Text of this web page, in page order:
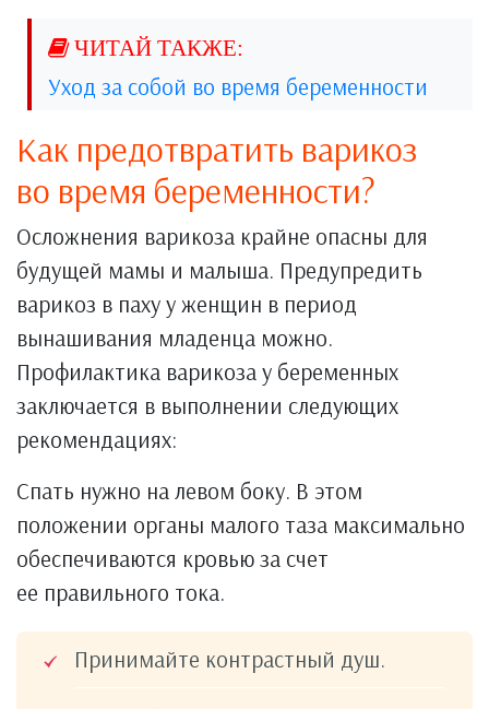
Уход за собой во время беременности
Как предотвратить варикоз
во время беременности?
Осложнения варикоза крайне опасны для
будущей мамы и малыша. Предупредить
варикоз в паху у женщин в период
вынашивания младенца можно.
Профилактика варикоза у беременных
заключается в выполнении следующих
рекомендациях:
Спать нужно на левом боку. В этом
положении органы малого таза максимально
обеспечиваются кровью за счет
ее правильного тока.
Принимайте контрастный душ.